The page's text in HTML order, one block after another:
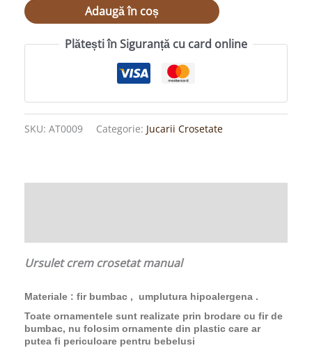
Adaugă în coș
Plătești în Siguranță cu card online
SKU: AT0009 Categorie: Jucarii Crosetate
Ursulet crem crosetat manual
Materiale : fir bumbac , umplutura hipoalergena .
Toate ornamentele sunt realizate prin brodare cu fir de
bumbac, nu folosim ornamente din plastic care ar
putea fi periculoare pentru bebelusi